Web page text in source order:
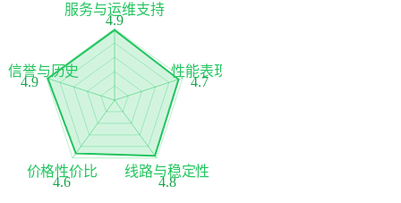
服务与运维支持
4.9
性能表现
4.7
线路与稳定性
4.8
价格性价比
4.6
信誉与历史
4.9